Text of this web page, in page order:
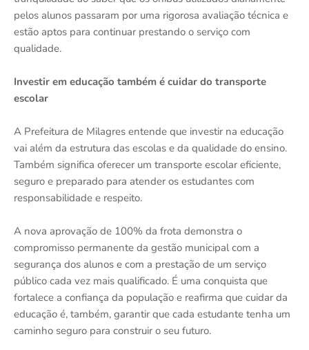
pelos alunos passaram por uma rigorosa avaliação técnica e
estão aptos para continuar prestando o serviço com
qualidade.
Investir em educação também é cuidar do transporte
escolar
A Prefeitura de Milagres entende que investir na educação
vai além da estrutura das escolas e da qualidade do ensino.
Também significa oferecer um transporte escolar eficiente,
seguro e preparado para atender os estudantes com
responsabilidade e respeito.
A nova aprovação de 100% da frota demonstra o
compromisso permanente da gestão municipal com a
segurança dos alunos e com a prestação de um serviço
público cada vez mais qualificado. É uma conquista que
fortalece a confiança da população e reafirma que cuidar da
educação é, também, garantir que cada estudante tenha um
caminho seguro para construir o seu futuro.